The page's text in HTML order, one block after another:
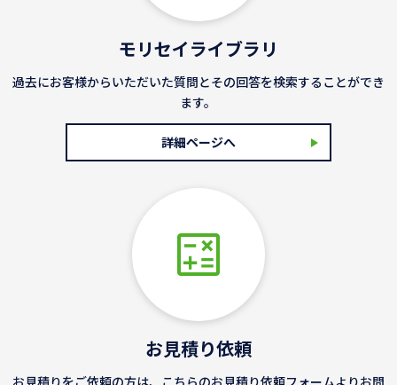
モリセイライブラリ
過去にお客様からいただいた質問とその回答を検索することができ
ます。
詳細ページへ
お見積り依頼